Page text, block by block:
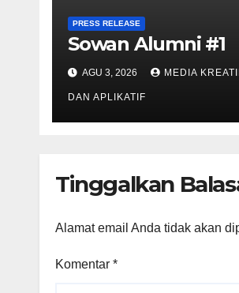
PRESS RELEASE
Sowan Alumni #1
AGU 3, 2026 MEDIA
DAN APLIKATIF
Tinggalkan
Alamat email Anda tidak akan
Komentar *